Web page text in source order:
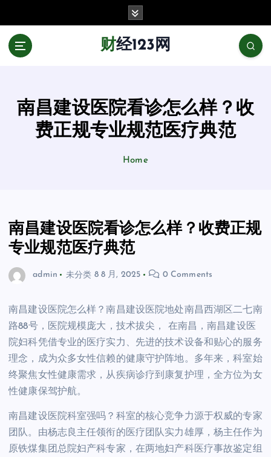
财经123网
南昌建设医院看诊怎么样？收
费正规专业规范医疗典范
Home
南昌建设医院看诊怎么样？收费正规
专业规范医疗典范
admin 未分类 8 8 月, 2025 0 Comments
南昌建设医院怎么样？南昌建设医院地处南昌西湖区二七南
路88号，医院规模庞大，技术拔尖， 在南昌，南昌建设医
院妇科凭借专业的医疗实力、先进的技术设备和贴心的服务
理念，成为众多女性信赖的健康守护阵地。多年来，科室始
终聚焦女性健康需求，从疾病诊疗到康复护理，全方位为女
性健康保驾护航。
南昌建设医院科室强吗？科室的核心竞争力源于权威的专家
团队。由杨志良主任领衔的医疗团队实力雄厚，杨主任作为
原铁煤集团总院妇产科专家，在两地妇产科医疗事故鉴定组